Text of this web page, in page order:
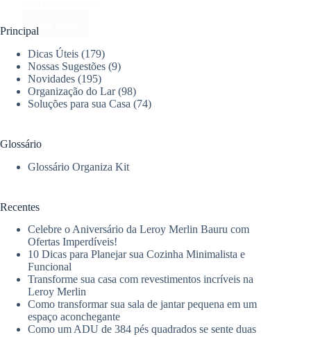
Leia mais
com
Caixa
Acoplada:
Conforto
e
Banheiro
Principal
Dicas Úteis (179)
Nossas Sugestões (9)
Novidades (195)
Organização do Lar(98)
Soluções para sua Casa (74)
Glossário
Glossário Organiza Kit
Recentes
Celebre o Aniversário da Leroy Merlin Bauru com
Ofertas Imperdíveis!
10 Dicas para Planejar sua Cozinha Minimalista e
Funcional
Transforme sua casa com revestimentos incríveis na
Leroy Merlin
Como transformar sua sala de jantar pequena em um
espaço aconchegante
Como um ADU de 384 pés quadrados se sente duas